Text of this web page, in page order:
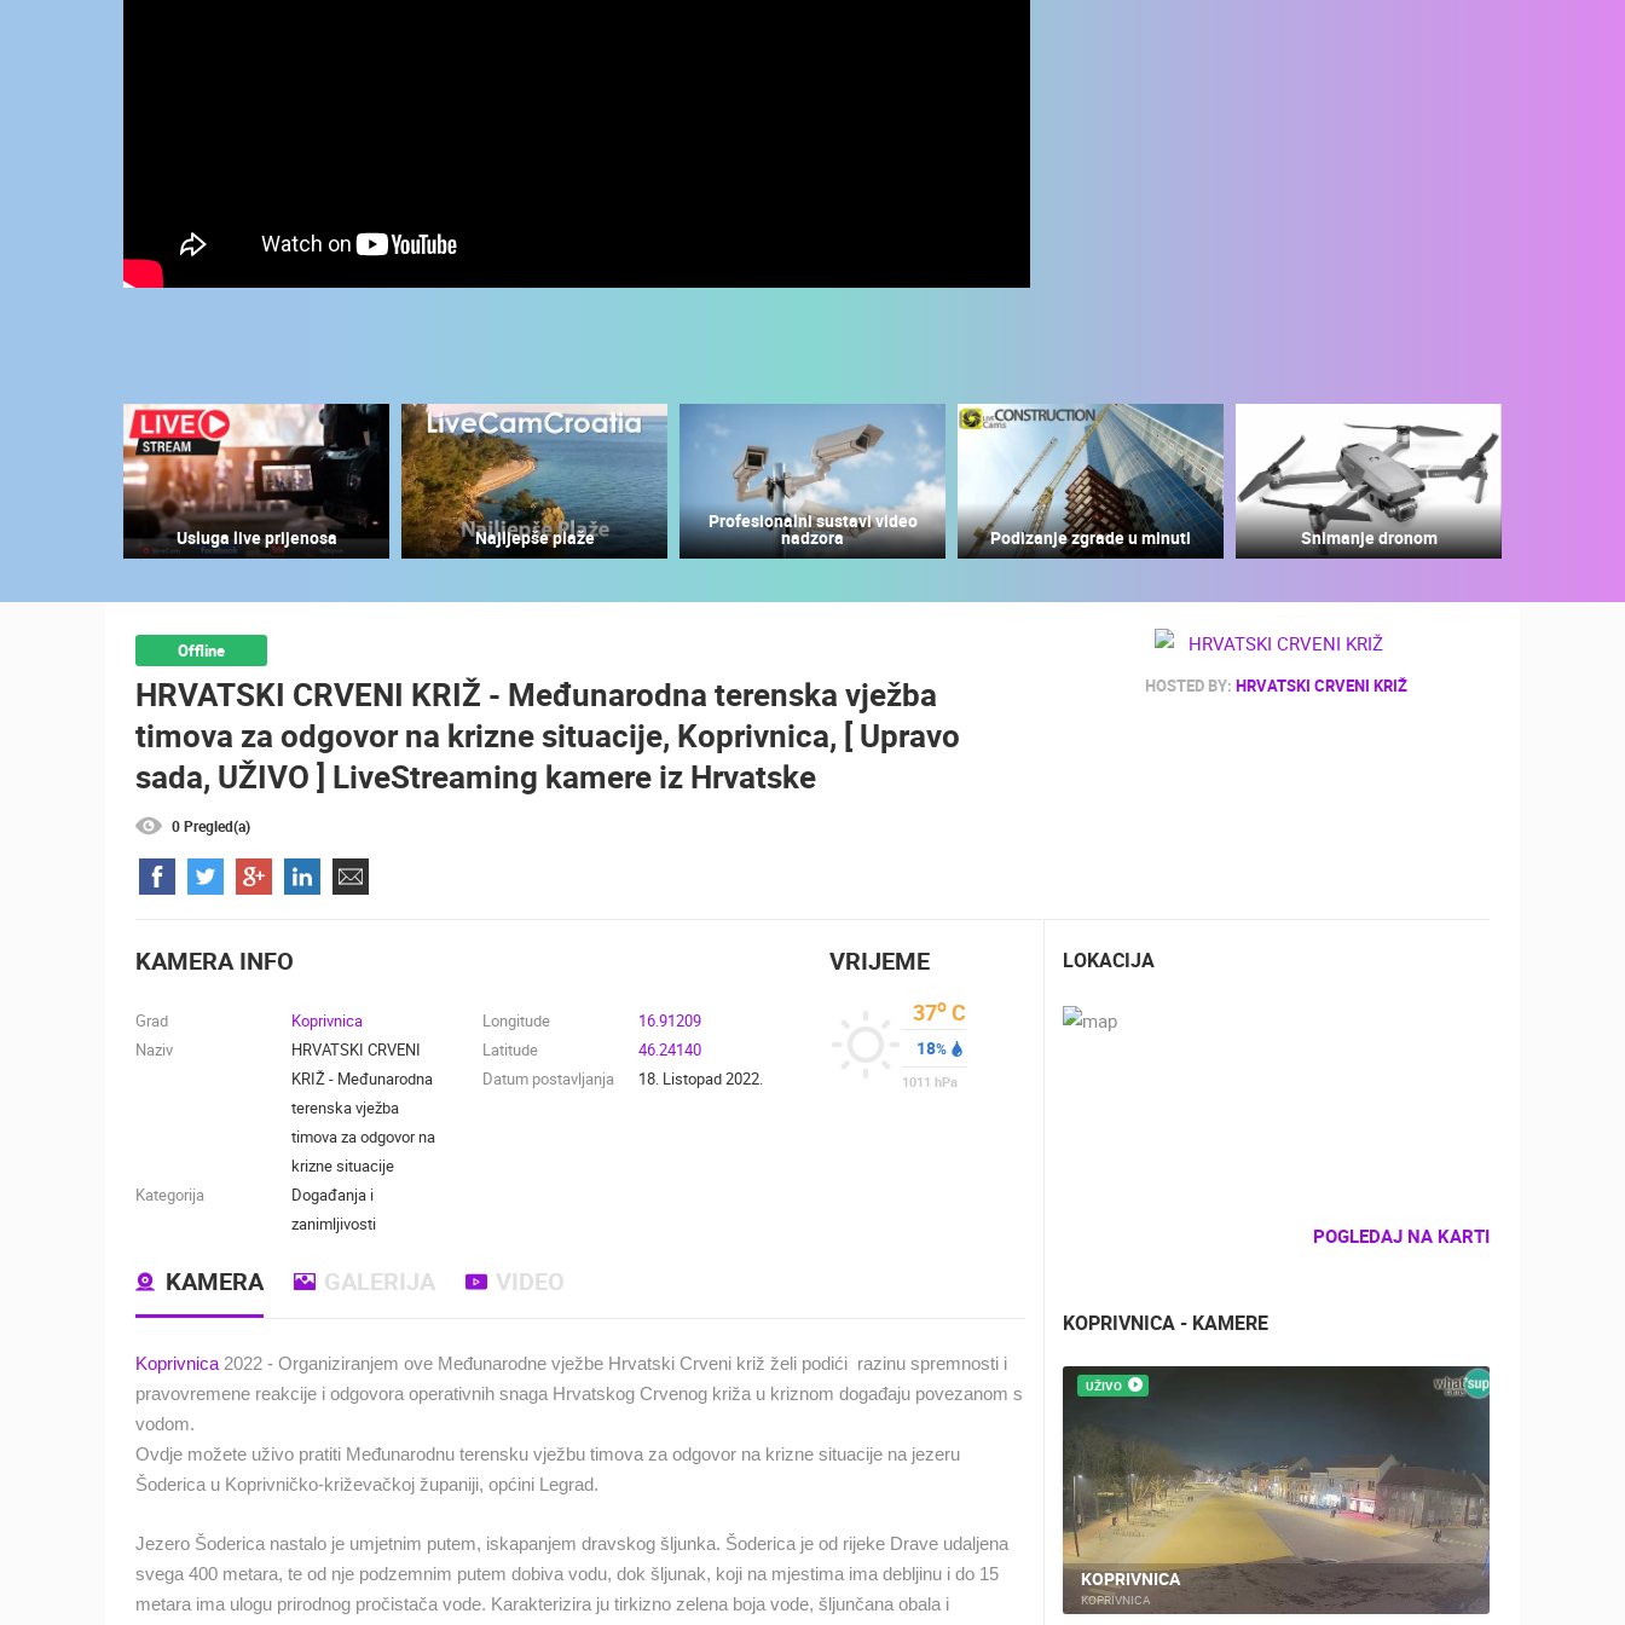
DONACIJE
ZA NOVE
USE
PRIVACY
POLICY
BANERI
NAJNOVIJE KAMERE
0 GLEDATELJ(A) UŽIVO 0 GLEDATELJ(A) 0 GLEDATELJ(A)
NAJBOLJE S WEBA GRADOVI I MJESTA HD - OKRETNE KAMERE GRADILIŠTA SKIJANJE I SNIJEG PLAŽE
TRANSPORT I PROMET ZNAMENITOSTI SVJETSKA BAŠTINA SPORT
Usluga live prijenosa Najljepše plaže
Profesionalni sustavi video
nadzora Podizanje zgrade u minuti Snimanje dronom
HOSTED BY: HRVATSKI CRVENI KRIŽ
Offline
HRVATSKI CRVENI KRIŽ - Međunarodna terenska vježba
timova za odgovor na krizne situacije, Koprivnica, [ Upravo
sada, UŽIVO ] LiveStreaming kamere iz Hrvatske
0 Pregled(a)
KAMERA INFO
Grad
Koprivnica
Naziv
HRVATSKI CRVENI
KRIŽ - Međunarodna
terenska vježba
timova za odgovor na
krizne situacije
Kategorija
Događanja i
zanimljivosti
Longitude
16.91209
Latitude
46.24140
Datum postavljanja
18. Listopad 2022.
VRIJEME
37o C
18%
1011 hPa
KAMERA GALERIJA VIDEO
Koprivnica 2022 - Organiziranjem ove Međunarodne vježbe Hrvatski Crveni križ želi podići razinu spremnosti i
pravovremene reakcije i odgovora operativnih snaga Hrvatskog Crvenog križa u kriznom događaju povezanom s
vodom.
Ovdje možete uživo pratiti Međunarodnu terensku vježbu timova za odgovor na krizne situacije na jezeru
Šoderica u Koprivničko-križevačkoj županiji, općini Legrad.
Jezero Šoderica nastalo je umjetnim putem, iskapanjem dravskog šljunka. Šoderica je od rijeke Drave udaljena
svega 400 metara, te od nje podzemnim putem dobiva vodu, dok šljunak, koji na mjestima ima debljinu i do 15
metara ima ulogu prirodnog pročistača vode. Karakterizira ju tirkizno zelena boja vode, šljunčana obala i
LOKACIJA
POGLEDAJ NA KARTI
KOPRIVNICA - KAMERE
UŽIVO
KOPRIVNICA
KOPRIVNICA